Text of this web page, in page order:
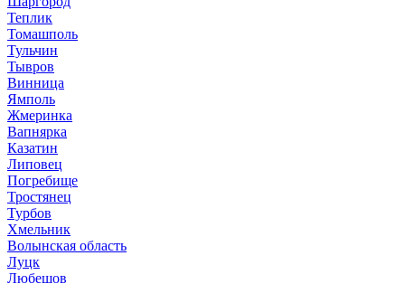
Теплик
Томашполь
Тульчин
Тывров
Винница
Ямполь
Жмеринка
Вапнярка
Казатин
Липовец
Погребище
Тростянец
Турбов
Хмельник
Волынская область
Луцк
Любешов